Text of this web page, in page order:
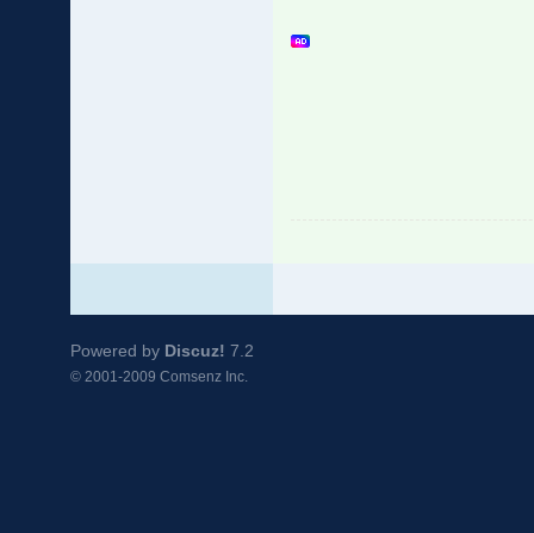
Powered by Discuz! 7.2
© 2001-2009 Comsenz Inc.